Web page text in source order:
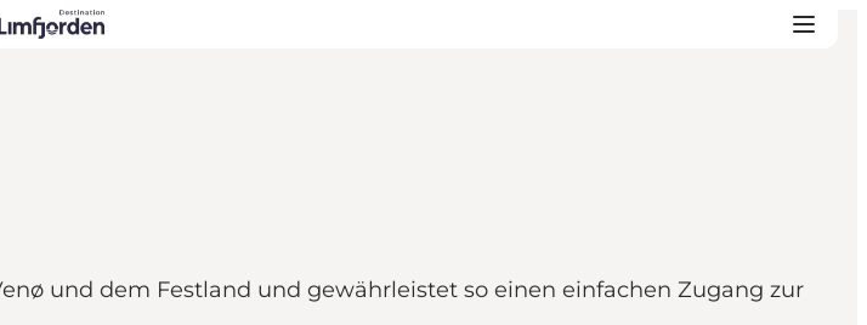
und dem Festland und gewährleistet so einen einfachen Zugang zur